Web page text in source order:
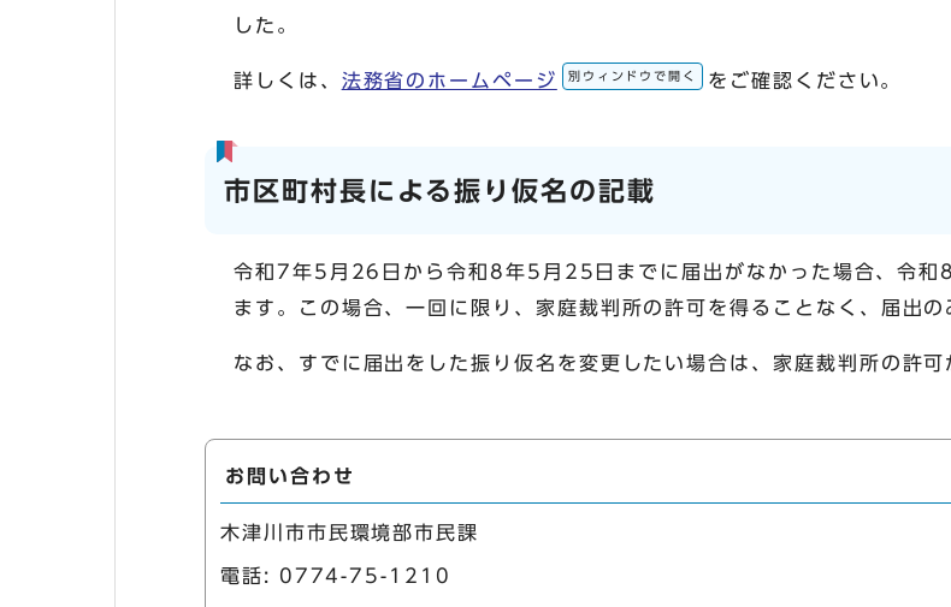
した。
詳しくは、 法務省のホームページ 別ウィンドウで開く をご確認ください。
市区町村長による振り仮名の記載
令和7年5月26日から令和8年5月25日までに届出がなかった場合、令和
ます。この場合、一回に限り、家庭裁判所の許可を得ることなく、届出
なお、すでに届出をした振り仮名を変更したい場合は、家庭裁判所の許可
お問い合わせ
木津川市市民環境部市民課
電話: 0774-75-1210